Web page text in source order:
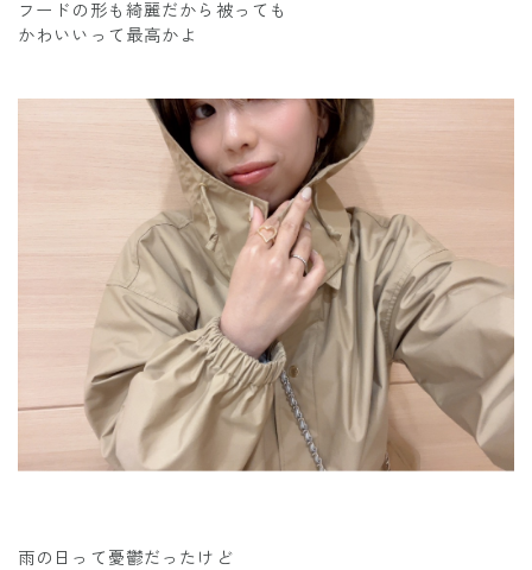
フードの形も綺麗だから被っても
かわいいって最高かよ
雨の日って憂鬱だったけど